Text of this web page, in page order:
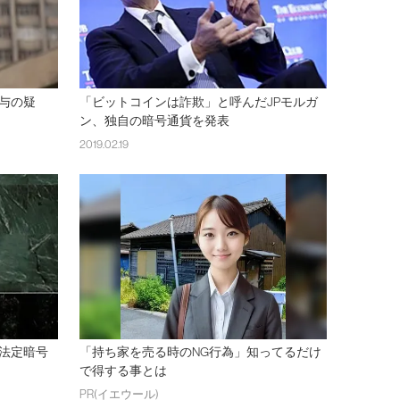
の疑
「ビットコインは詐欺」と呼んだJPモルガ
ン、独自の暗号通貨を発表
2019.02.19
定暗号
「持ち家を売る時のNG行為」知ってるだけ
で得する事とは
PR(イエウール)